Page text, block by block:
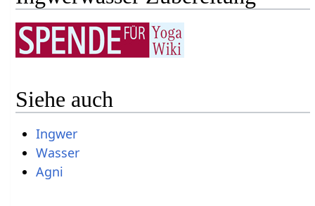
Siehe auch
Ingwer
Wasser
Agni